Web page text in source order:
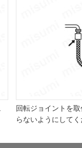
回転ジョイントを
らないようにして